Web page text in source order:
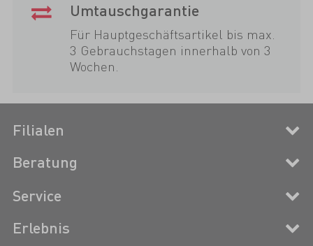
Umtauschgarantie
Für Hauptgeschäftsartikel bis max.
3 Gebrauchstagen innerhalb von 3
Wochen.
Filialen
Beratung
Service
Erlebnis